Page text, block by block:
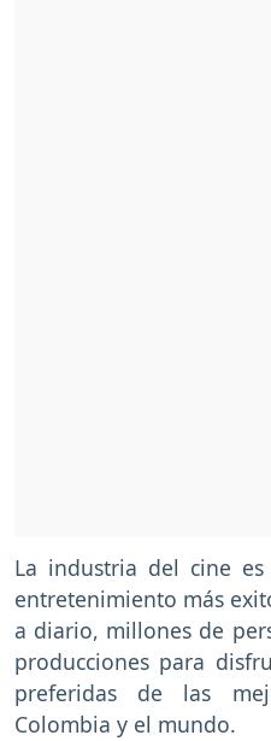
La industria del cine
entretenimiento más
a diario, millones de
producciones para
preferidas de las
Colombia y el mundo.